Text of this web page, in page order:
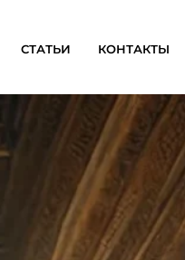
СТАТЬИ КОНТАКТЫ